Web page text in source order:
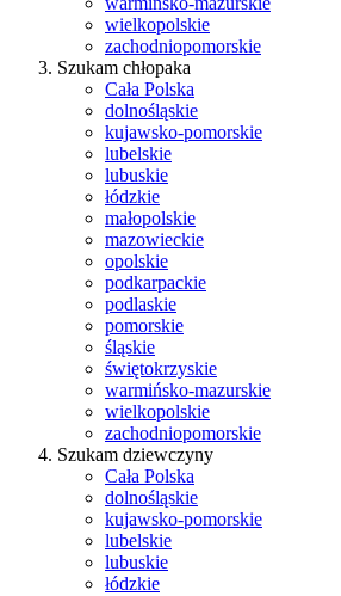
wielkopolskie
zachodniopomorskie
Szukam chłopaka
Cała Polska
dolnośląskie
kujawsko-pomorskie
lubelskie
lubuskie
łódzkie
małopolskie
mazowieckie
opolskie
podkarpackie
podlaskie
pomorskie
śląskie
świętokrzyskie
warmińsko-mazurskie
wielkopolskie
zachodniopomorskie
Szukam dziewczyny
Cała Polska
dolnośląskie
kujawsko-pomorskie
lubelskie
lubuskie
łódzkie